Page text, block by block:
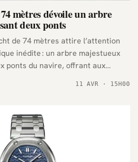
mètres dévoile un arbre
deux ponts
de 74 mètres attire l’attention
inédite : un arbre majestueux
ponts du navire, offrant aux
11 AVR · 15H00